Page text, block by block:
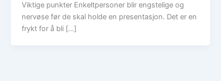
Viktige punkter Enkeltpersoner blir engstelige og
nervøse før de skal holde en presentasjon. Det er en
frykt for å bli […]